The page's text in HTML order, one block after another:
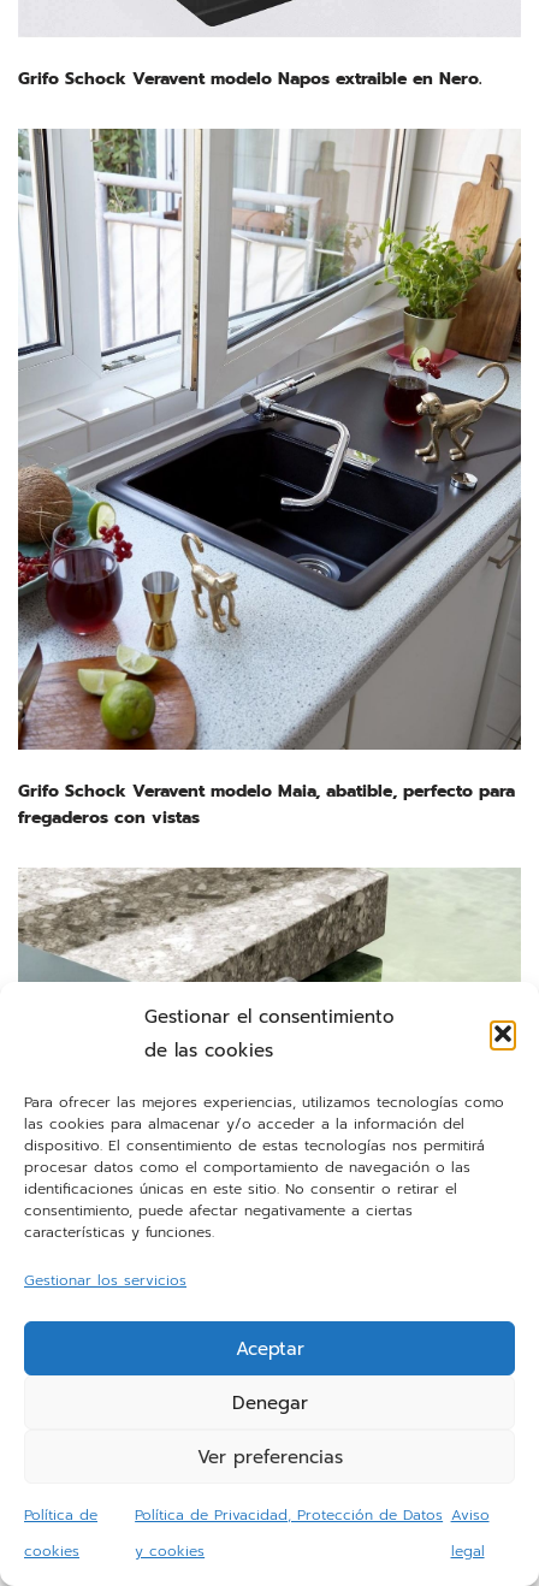
Gestionar el consentimiento
de las cookies
Para ofrecer las mejores experiencias, utilizamos tecnologías como
las cookies para almacenar y/o acceder a la información del
dispositivo. El consentimiento de estas tecnologías nos permitirá
procesar datos como el comportamiento de navegación o las
identificaciones únicas en este sitio. No consentir o retirar el
consentimiento, puede afectar negativamente a ciertas
características y funciones.
Gestionar los servicios
Aceptar
Denegar
Ver preferencias
Política de
cookies
Política de Privacidad, Protección de Datos
y cookies
Aviso
legal
Grifo Schock Veravent modelo Napos extraible en Nero.
Grifo Schock Veravent modelo Maia, abatible, perfecto para
fregaderos con vistas
disfrutes de sus ventajas en cada sorbo.
personalizar al máximo tu
acabado incluso del sumidero y los
cooper, oro blanqueado…¡Tu eliges!